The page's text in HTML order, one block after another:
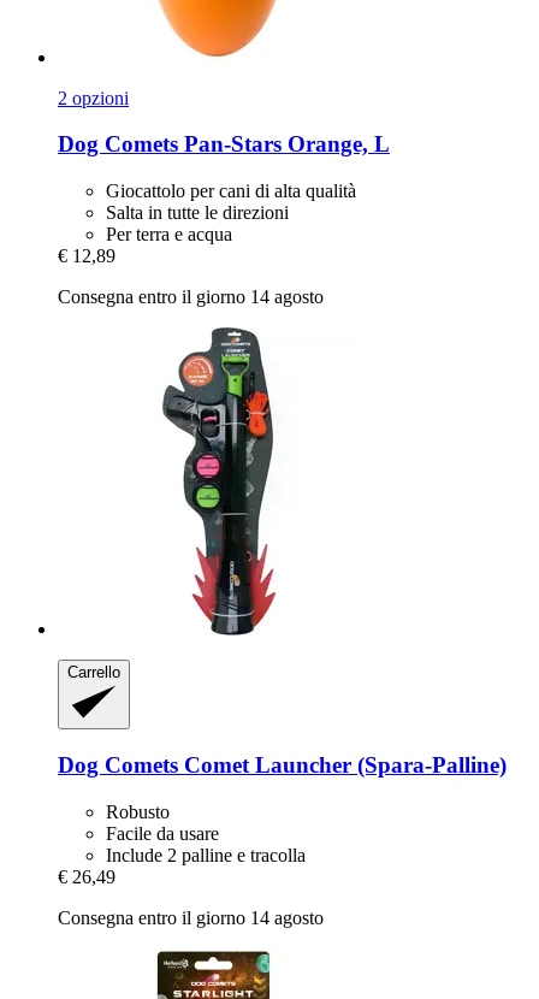
2 opzioni
Dog Comets Pan-​Stars Orange, L
Giocattolo per cani di alta qualità
Salta in tutte le direzioni
Per terra e acqua
€ 12,89
Consegna entro il giorno 14 agosto
Carrello
Dog Comets Comet Launcher (Spara-​Palline)
Robusto
Facile da usare
Include 2 palline e tracolla
€ 26,49
Consegna entro il giorno 14 agosto